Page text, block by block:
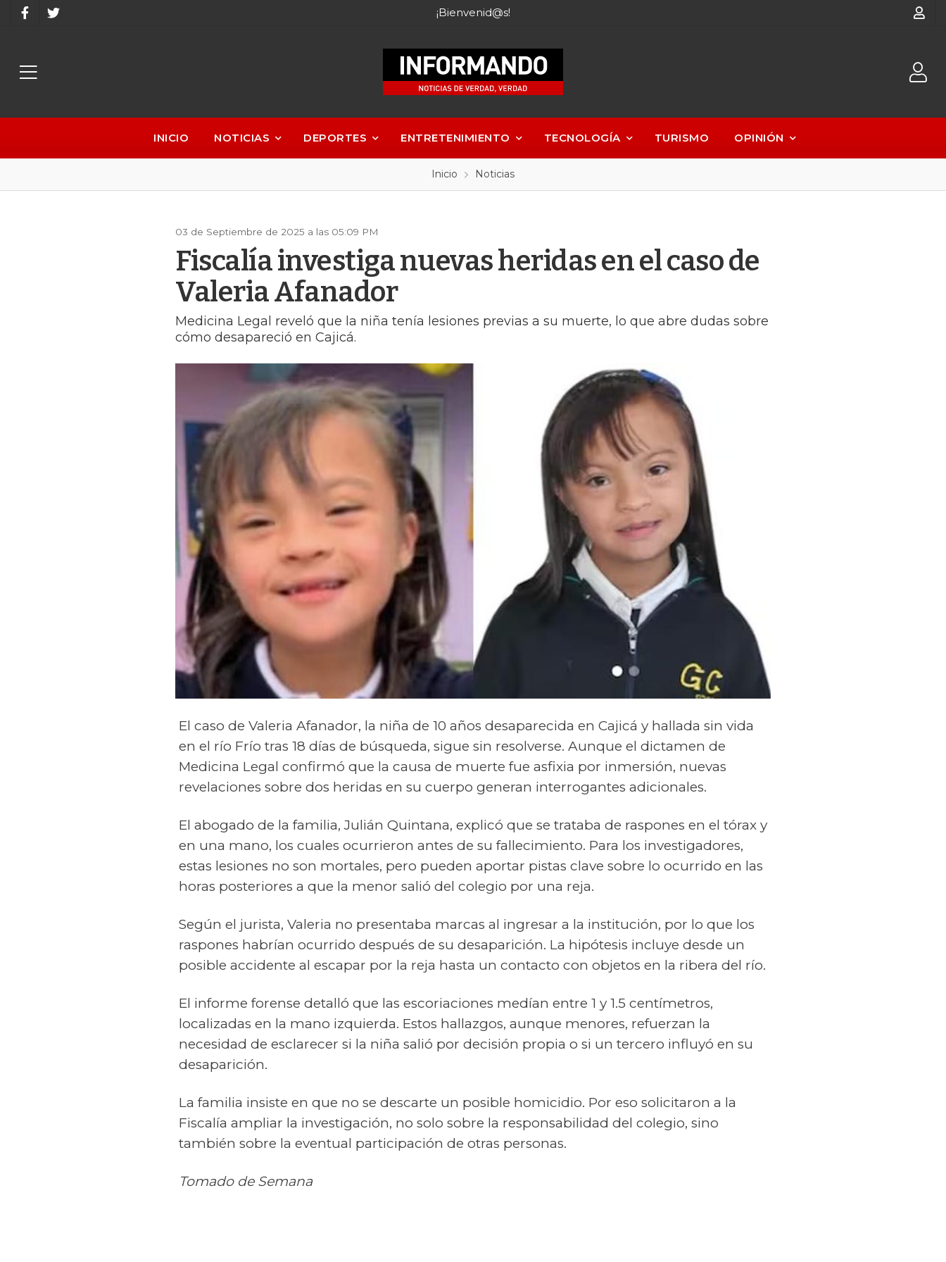
¡Bienvenid@s!
INICIO NOTICIAS DEPORTES ENTRETENIMIENTO TECNOLOGÍA TURISMO OPINIÓN
Inicio Noticias
03 de Septiembre de 2025 a las 05:09 PM
Fiscalía investiga nuevas heridas en el caso de
Valeria Afanador
Medicina Legal reveló que la niña tenía lesiones previas a su muerte, lo que abre dudas sobre
cómo desapareció en Cajicá.
El caso de Valeria Afanador, la niña de 10 años desaparecida en Cajicá y hallada sin vida
en el río Frío tras 18 días de búsqueda, sigue sin resolverse. Aunque el dictamen de
Medicina Legal confirmó que la causa de muerte fue asfixia por inmersión, nuevas
revelaciones sobre dos heridas en su cuerpo generan interrogantes adicionales.
El abogado de la familia, Julián Quintana, explicó que se trataba de raspones en el tórax y
en una mano, los cuales ocurrieron antes de su fallecimiento. Para los investigadores,
estas lesiones no son mortales, pero pueden aportar pistas clave sobre lo ocurrido en las
horas posteriores a que la menor salió del colegio por una reja.
Según el jurista, Valeria no presentaba marcas al ingresar a la institución, por lo que los
raspones habrían ocurrido después de su desaparición. La hipótesis incluye desde un
posible accidente al escapar por la reja hasta un contacto con objetos en la ribera del río.
El informe forense detalló que las escoriaciones medían entre 1 y 1.5 centímetros,
localizadas en la mano izquierda. Estos hallazgos, aunque menores, refuerzan la
necesidad de esclarecer si la niña salió por decisión propia o si un tercero influyó en su
desaparición.
La familia insiste en que no se descarte un posible homicidio. Por eso solicitaron a la
Fiscalía ampliar la investigación, no solo sobre la responsabilidad del colegio, sino
también sobre la eventual participación de otras personas.
Tomado de Semana